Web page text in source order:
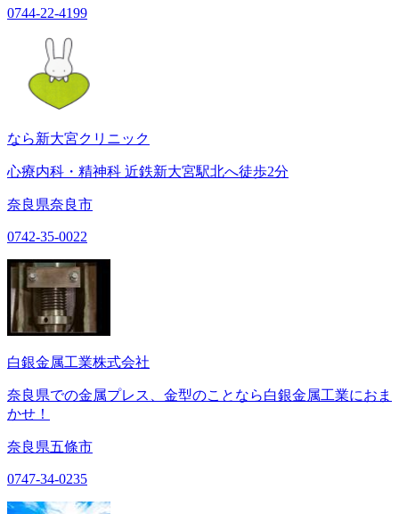
0744-22-4199
なら新大宮クリニック
心療内科・精神科 近鉄新大宮駅北へ徒歩2分
奈良県奈良市
0742-35-0022
白銀金属工業株式会社
奈良県での金属プレス、金型のことなら白銀金属工業におま
かせ！
奈良県五條市
0747-34-0235